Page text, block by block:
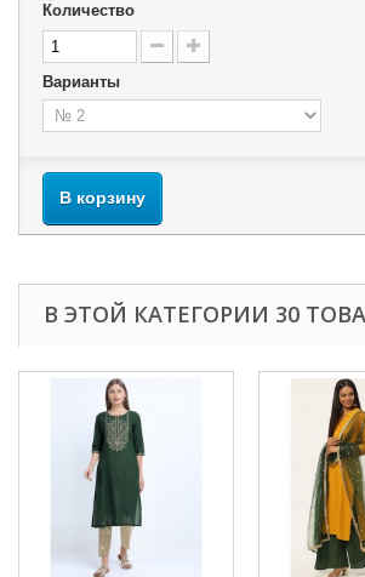
Количество
Варианты
В корзину
В ЭТОЙ КАТЕГОРИИ 30